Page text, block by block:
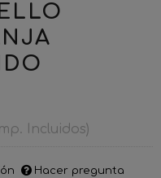
Incluidos)
Hacer pregunta